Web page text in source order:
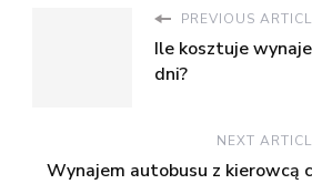
PREVIOUS
Ile kosztuje
dni?
NEXT
Wynajem autobusu z kierowcą